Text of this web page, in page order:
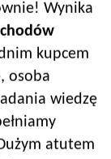
Wynika
kupcem
osoba
wiedzę
atutem